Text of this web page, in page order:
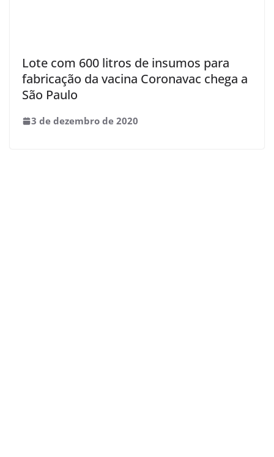
Lote com 600 litros de insumos para
fabricação da vacina Coronavac chega a
São Paulo
3 de dezembro de 2020